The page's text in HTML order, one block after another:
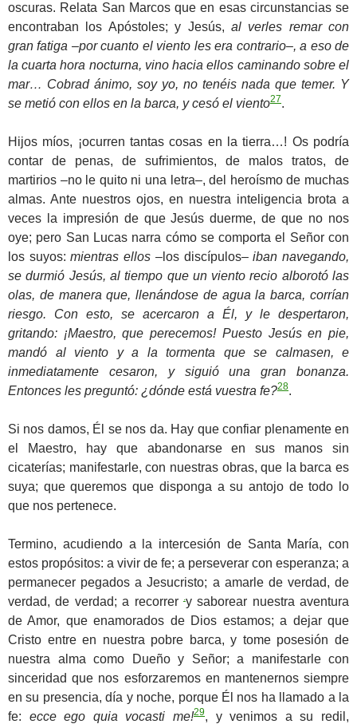
oscuras. Relata San Marcos que en esas circunstancias se
encontraban los Apóstoles; y Jesús, al verles remar con
gran fatiga –por cuanto el viento les era contrario–, a eso de
la cuarta hora nocturna, vino hacia ellos caminando sobre el
mar… Cobrad ánimo, soy yo, no tenéis nada que temer. Y
se metió con ellos en la barca, y cesó el viento27.
Hijos míos, ¡ocurren tantas cosas en la tierra…! Os podría
contar de penas, de sufrimientos, de malos tratos, de
martirios –no le quito ni una letra–, del heroísmo de muchas
almas. Ante nuestros ojos, en nuestra inteligencia brota a
veces la impresión de que Jesús duerme, de que no nos
oye; pero San Lucas narra cómo se comporta el Señor con
los suyos:mientras ellos –los discípulos–iban navegando,
se durmió Jesús, al tiempo que un viento recio alborotó las
olas, de manera que, llenándose de agua la barca, corrían
riesgo. Con esto, se acercaron a Él, y le despertaron,
gritando: ¡Maestro, que perecemos! Puesto Jesús en pie,
mandó al viento y a la tormenta que se calmasen, e
inmediatamente cesaron, y siguió una gran bonanza.
Entonces les preguntó: ¿dónde está vuestra fe?28.
Si nos damos, Él se nos da. Hay que confiar plenamente en
el Maestro, hay que abandonarse en sus manos sin
cicaterías; manifestarle, con nuestras obras, que la barca es
suya; que queremos que disponga a su antojo de todo lo
que nos pertenece.
Termino, acudiendo a la intercesión de Santa María, con
estos propósitos: a vivir de fe; a perseverar con esperanza; a
permanecer pegados a Jesucristo; a amarle de verdad, de
verdad, de verdad; a recorrer.y saborear nuestra aventura
de Amor, que enamorados de Dios estamos; a dejar que
Cristo entre en nuestra pobre barca, y tome posesión de
nuestra alma como Dueño y Señor; a manifestarle con
sinceridad que nos esforzaremos en mantenernos siempre
en su presencia, día y noche, porque Él nos ha llamado a la
fe: ecce ego quia vocasti me!29, y venimos a su redil,